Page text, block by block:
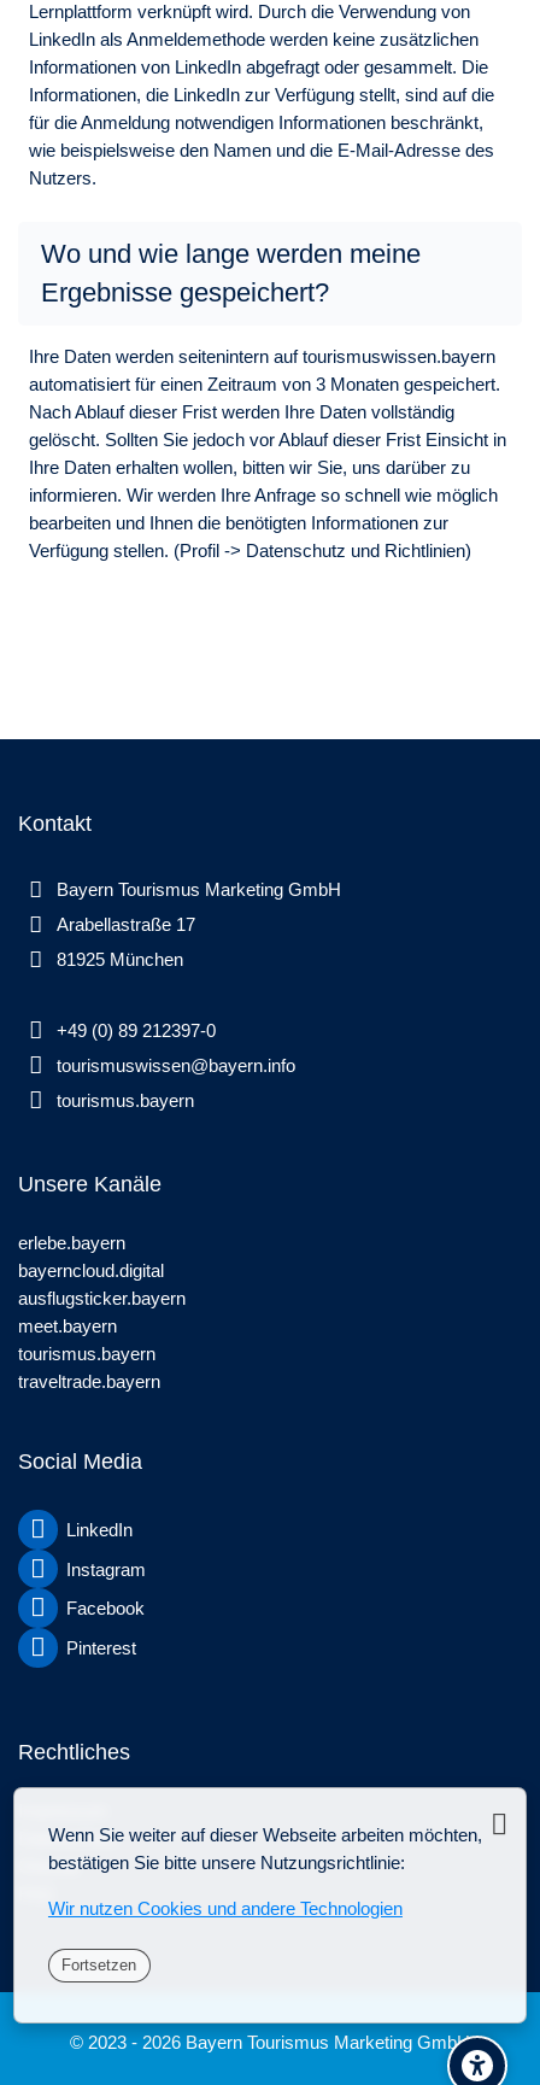
Wenn Sie weiter auf dieser Webseite arbeiten möchten,
bestätigen Sie bitte unsere Nutzungsrichtlinie:
Wir nutzen Cookies und andere Technologien
Fortsetzen
Lernplattform verknüpft wird. Durch die Verwendung von
LinkedIn als Anmeldemethode werden keine zusätzlichen
Informationen von LinkedIn abgefragt oder gesammelt. Die
Informationen, die LinkedIn zur Verfügung stellt, sind auf die
für die Anmeldung notwendigen Informationen beschränkt,
wie beispielsweise den Namen und die E-Mail-Adresse des
Nutzers.
Wo und wie lange werden meine
Ergebnisse gespeichert?
Ihre Daten werden seitenintern auf tourismuswissen.bayern
automatisiert für einen Zeitraum von 3 Monaten gespeichert.
Nach Ablauf dieser Frist werden Ihre Daten vollständig
gelöscht. Sollten Sie jedoch vor Ablauf dieser Frist Einsicht in
Ihre Daten erhalten wollen, bitten wir Sie, uns darüber zu
informieren. Wir werden Ihre Anfrage so schnell wie möglich
bearbeiten und Ihnen die benötigten Informationen zur
Verfügung stellen. (Profil -> Datenschutz und Richtlinien)
Kontakt
Bayern Tourismus Marketing GmbH
Arabellastraße 17
81925 München
+49 (0) 89 212397-0
tourismuswissen@bayern.info
tourismus.bayern
Unsere Kanäle
erlebe.bayern
bayerncloud.digital
ausflugsticker.bayern
meet.bayern
tourismus.bayern
traveltrade.bayern
Social Media
LinkedIn
Instagram
Facebook
Pinterest
Rechtliches
Datenschutz
Glossar
© 2023 - 2026 Bayern Tourismus Marketing GmbH